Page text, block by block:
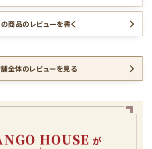
の商品のレビューを書く
全体のレビューを見る
HOUSE が